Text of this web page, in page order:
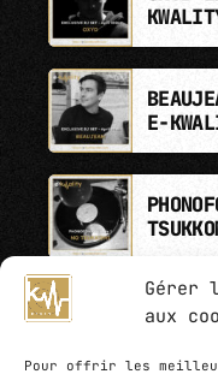
Gérer
aux
Pour offrir les
E-